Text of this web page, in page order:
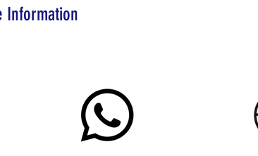
Information